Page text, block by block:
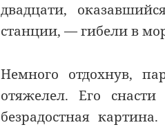
двадцати,
станции, — гибели в
Немного отдохнув,
отяжелел. Его
безрадостная